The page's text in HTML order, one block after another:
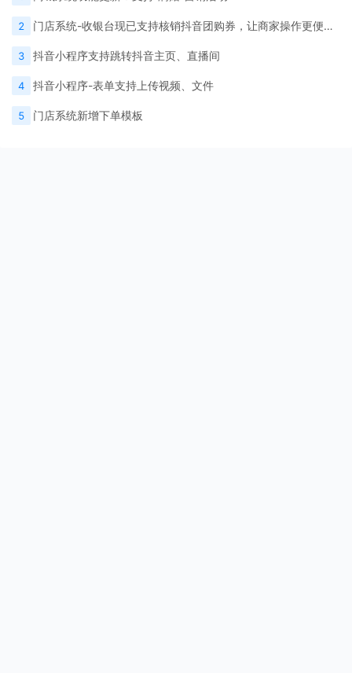
2 门店系统-收银台现已支持核销抖音团购券，让商家操作更便捷，验券效率更高！
3 抖音小程序支持跳转抖音主页、直播间
4 抖音小程序-表单支持上传视频、文件
5 门店系统新增下单模板